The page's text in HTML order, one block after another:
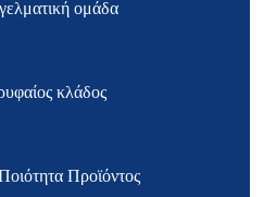
ομάδα
κλάδος
Προϊόντος